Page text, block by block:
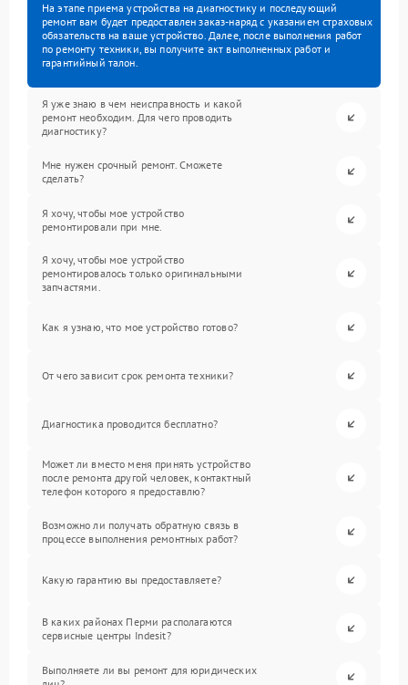
На этапе приема устройства на диагностику и последующий
ремонт вам будет предоставлен заказ-наряд с указанием страховых
обязательств на ваше устройство. Далее, после выполнения работ
по ремонту техники, вы получите акт выполненных работ и
гарантийный талон.
Я уже знаю в чем неисправность и какой
ремонт необходим. Для чего проводить
диагностику?
Мне нужен срочный ремонт. Сможете
сделать?
Я хочу, чтобы мое устройство
ремонтировали при мне.
Я хочу, чтобы мое устройство
ремонтировалось только оригинальными
запчастями.
Как я узнаю, что мое устройство готово?
От чего зависит срок ремонта техники?
Диагностика проводится бесплатно?
Может ли вместо меня принять устройство
после ремонта другой человек, контактный
телефон которого я предоставлю?
Возможно ли получать обратную связь в
процессе выполнения ремонтных работ?
Какую гарантию вы предоставляете?
В каких районах Перми располагаются
сервисные центры Indesit?
Выполняете ли вы ремонт для юридических